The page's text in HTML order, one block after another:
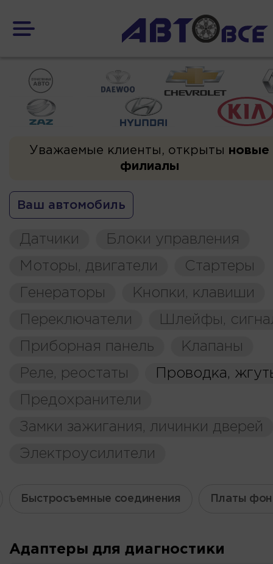
Уважаемые клиенты, открыты новые
филиалы
Ваш автомобиль
Датчики
Блоки управления
Моторы, двигатели
Стартеры
Генераторы
Кнопки, клавиши
Переключатели
Шлейфы,
Приборная панель
Клапаны
Реле, реостаты
Проводка,
Предохранители
Замки зажигания, личинки дверей
Электроусилители
Быстросъемные соединения Платы
Адаптеры для диагностики